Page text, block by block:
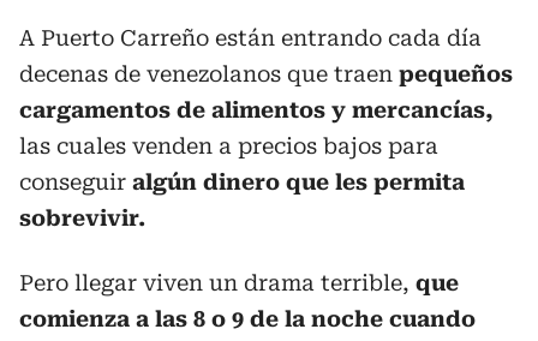
A Puerto Carreño están entrando cada día
decenas de venezolanos que traen pequeños
cargamentos de alimentos y mercancías,
las cuales venden a precios bajos para
conseguir algún dinero que les permita
sobrevivir.
Pero llegar viven un drama terrible, que
comienza a las 8 o 9 de la noche cuando